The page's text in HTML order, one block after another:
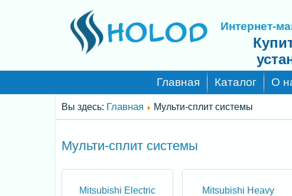
Интернет-
Главная Каталог О
Вы здесь: Главная Мульти-сплит системы
Мульти-сплит системы
Mitsubishi Electric Mitsubishi Heavy